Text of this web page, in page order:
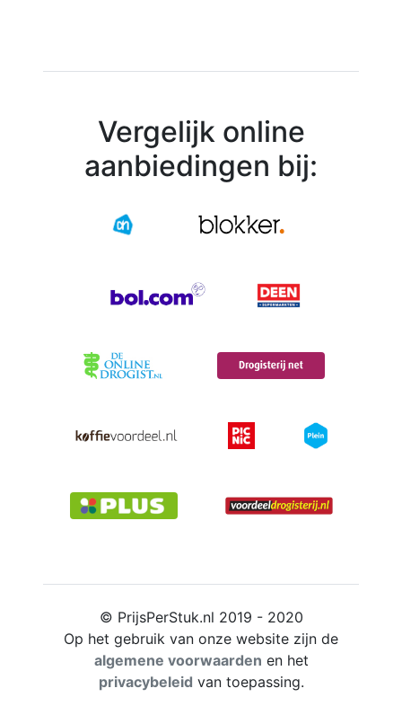
Vergelijk online
aanbiedingen bij:
© PrijsPerStuk.nl 2019 - 2020
Op het gebruik van onze website zijn de
algemene voorwaarden en het
privacybeleid van toepassing.